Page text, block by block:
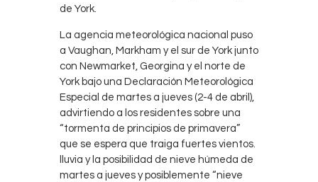
de York.
La agencia meteorológica nacional puso
a Vaughan, Markham y el sur de York junto
con Newmarket, Georgina y el norte de
York bajo una Declaración Meteorológica
Especial de martes a jueves (2-4 de abril),
advirtiendo a los residentes sobre una
“tormenta de principios de primavera”
que se espera que traiga fuertes vientos.
lluvia y la posibilidad de nieve húmeda de
martes a jueves y posiblemente “nieve